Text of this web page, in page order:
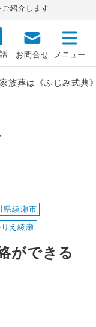
紹介します
お問合せ
族葬は《ふじみ式典
県綾瀬市
え綾瀬
ができる